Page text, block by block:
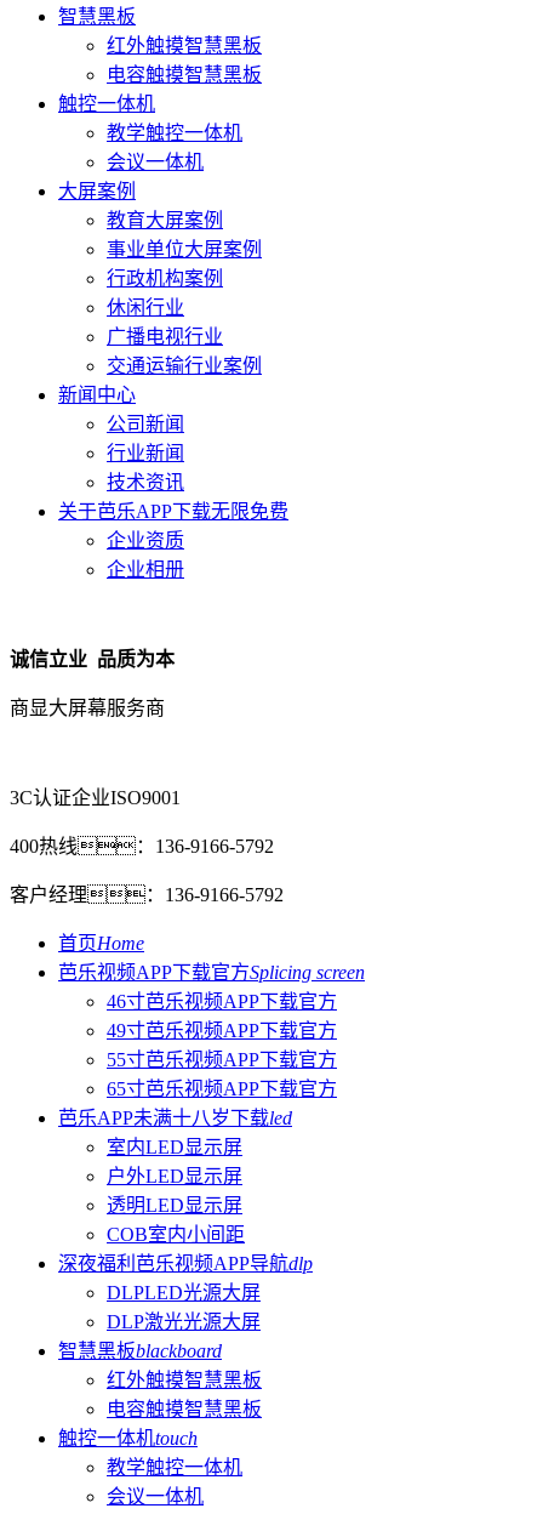
智慧黑板
红外触摸智慧黑板
电容触摸智慧黑板
触控一体机
教学触控一体机
会议一体机
大屏案例
教育大屏案例
事业单位大屏案例
行政机构案例
休闲行业
广播电视行业
交通运输行业案例
新闻中心
公司新闻
行业新闻
技术资讯
关于芭乐APP下载无限免费
企业资质
企业相册
诚信立业 品质为本
商显大屏幕服务商
3C认证企业ISO9001
400热线： 136-9166-5792
客户经理： 136-9166-5792
首页Home
芭乐视频APP下载官方Splicing screen
46寸芭乐视频APP下载官方
49寸芭乐视频APP下载官方
55寸芭乐视频APP下载官方
65寸芭乐视频APP下载官方
芭乐APP未满十八岁下载led
室内LED显示屏
户外LED显示屏
透明LED显示屏
COB室内小间距
深夜福利芭乐视频APP导航dlp
DLPLED光源大屏
DLP激光光源大屏
智慧黑板blackboard
红外触摸智慧黑板
电容触摸智慧黑板
触控一体机touch
教学触控一体机
会议一体机